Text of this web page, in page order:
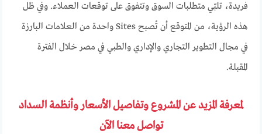
فريدة، تلبّي متطلبات السوق وتتفوق على توقعات العملاء. وفي ظل
هذه الرؤية، من المتوقع أن تُصبح Sites واحدة من العلامات البارزة
في مجال التطوير التجاري والإداري والطبي في مصر خلال الفترة
المقبلة.
لمعرفة المزيد عن المشروع وتفاصيل الأسعار وأنظمة السداد
تواصل معنا الآن